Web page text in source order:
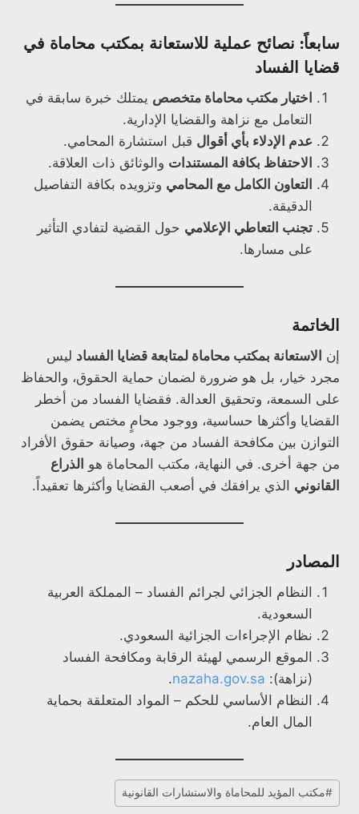
سابعاً: نصائح عملية للاستعانة بمكتب محاماة في
قضايا الفساد
اختيار مكتب محاماة متخصص يمتلك خبرة سابقة في
التعامل مع نزاهة والقضايا الإدارية.
عدم الإدلاء بأي أقوال قبل استشارة المحامي.
الاحتفاظ بكافة المستندات والوثائق ذات العلاقة.
التعاون الكامل مع المحامي وتزويده بكافة التفاصيل
الدقيقة.
تجنب التعاطي الإعلامي حول القضية لتفادي التأثير
على مسارها.
الخاتمة
إن الاستعانة بمكتب محاماة لمتابعة قضايا الفساد ليس
مجرد خيار، بل هو ضرورة لضمان حماية الحقوق، والحفاظ
على السمعة، وتحقيق العدالة. فقضايا الفساد من أخطر
القضايا وأكثرها حساسية، ووجود محامٍ مختص يضمن
التوازن بين مكافحة الفساد من جهة، وصيانة حقوق الأفراد
من جهة أخرى. في النهاية، مكتب المحاماة هو الذراع
القانوني الذي يرافقك في أصعب القضايا وأكثرها تعقيداً.
المصادر
النظام الجزائي لجرائم الفساد – المملكة العربية
السعودية.
نظام الإجراءات الجزائية السعودي.
الموقع الرسمي لهيئة الرقابة ومكافحة الفساد
(نزاهة): nazaha.gov.sa
.
النظام الأساسي للحكم – المواد المتعلقة بحماية
المال العام.
وسوم
المقال:
#مكتب المؤيد للمحاماة والاستشارات القانونية